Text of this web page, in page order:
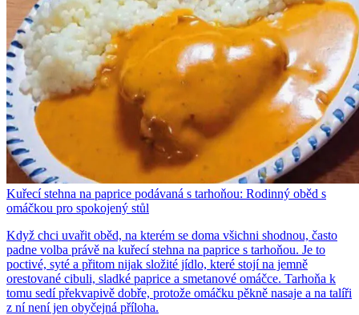
Kuřecí stehna na paprice podávaná s tarhoňou: Rodinný oběd s
omáčkou pro spokojený stůl
Když chci uvařit oběd, na kterém se doma všichni shodnou, často
padne volba právě na kuřecí stehna na paprice s tarhoňou. Je to
poctivé, syté a přitom nijak složité jídlo, které stojí na jemně
orestované cibuli, sladké paprice a smetanové omáčce. Tarhoňa k
tomu sedí překvapivě dobře, protože omáčku pěkně nasaje a na talíři
z ní není jen obyčejná příloha.